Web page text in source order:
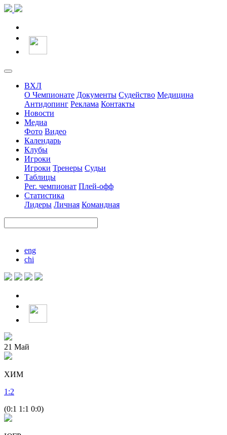
ВХЛ
О Чемпионате Документы Судейство Медицина
Антидопинг Реклама Контакты
Новости
Медиа
Фото Видео
Календарь
Клубы
Игроки
Игроки Тренеры Судьи
Таблицы
Рег. чемпионат Плей-офф
Статистика
Лидеры Личная Командная
eng
chi
21 Май
ХИМ
1 :2
(0:1 1:1 0:0)